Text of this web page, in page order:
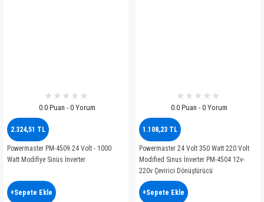
0.0 Puan - 0 Yorum
2.324,51 TL
Powermaster PM-4509 24 Volt - 1000
Watt Modifiye Sinüs İnverter
+Sepete Ekle
0.0 Puan - 0 Yorum
1.108,23 TL
Powermaster 24 Volt 350 Watt 220 Volt
Modified Sinus İnverter PM-4504 12v-
220v Çevirici Dönüştürücü
+Sepete Ekle